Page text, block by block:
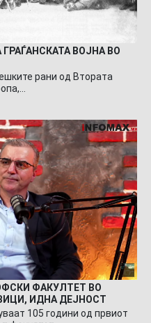
ВОЈНА ВО
рани од Втората
ФАКУЛТЕТ ВО
ИДНА ДЕЈНОСТ
105 години од првиот